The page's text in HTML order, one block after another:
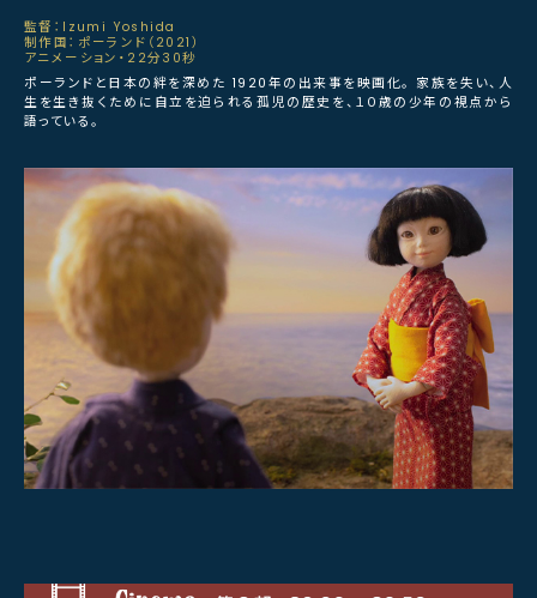
監督：Izumi Yoshida
制作国：ポーランド（2021）
アニメーション・22分30秒
ポーランドと日本の絆を深めた 1920年の出来事を映画化。 家族を失い、人
生を生き抜くために自立を迫られる孤児の歴史を、１０歳の少年の視点から
語っている。